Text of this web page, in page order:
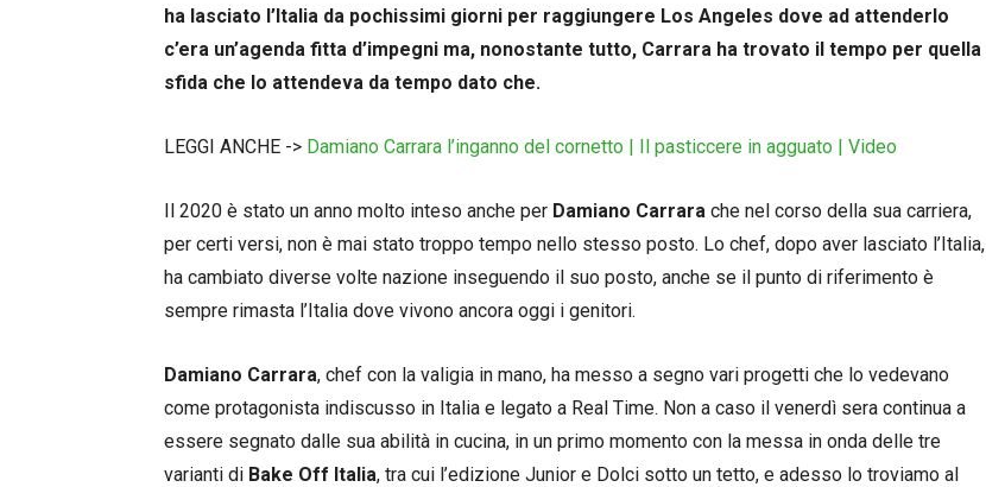
ha lasciato l’Italia da pochissimi giorni per raggiungere Los Angeles dove ad attenderlo
c’era un’agenda fitta d’impegni ma, nonostante tutto, Carrara ha trovato il tempo per quella
sfida che lo attendeva da tempo dato che.
LEGGI ANCHE -> Damiano Carrara l’inganno del cornetto | Il pasticcere in agguato | Video
Il 2020 è stato un anno molto inteso anche per Damiano Carrara che nel corso della sua carriera,
per certi versi, non è mai stato troppo tempo nello stesso posto. Lo chef, dopo aver lasciato l’Italia,
ha cambiato diverse volte nazione inseguendo il suo posto, anche se il punto di riferimento è
sempre rimasta l’Italia dove vivono ancora oggi i genitori.
Damiano Carrara, chef con la valigia in mano, ha messo a segno vari progetti che lo vedevano
come protagonista indiscusso in Italia e legato a Real Time. Non a caso il venerdì sera continua a
essere segnato dalle sua abilità in cucina, in un primo momento con la messa in onda delle tre
varianti di Bake Off Italia, tra cui l’edizione Junior e Dolci sotto un tetto, e adesso lo troviamo al